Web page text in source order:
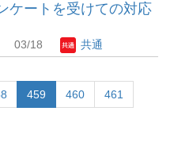
ケートを受けての対応
03/18 共通
459 460 461